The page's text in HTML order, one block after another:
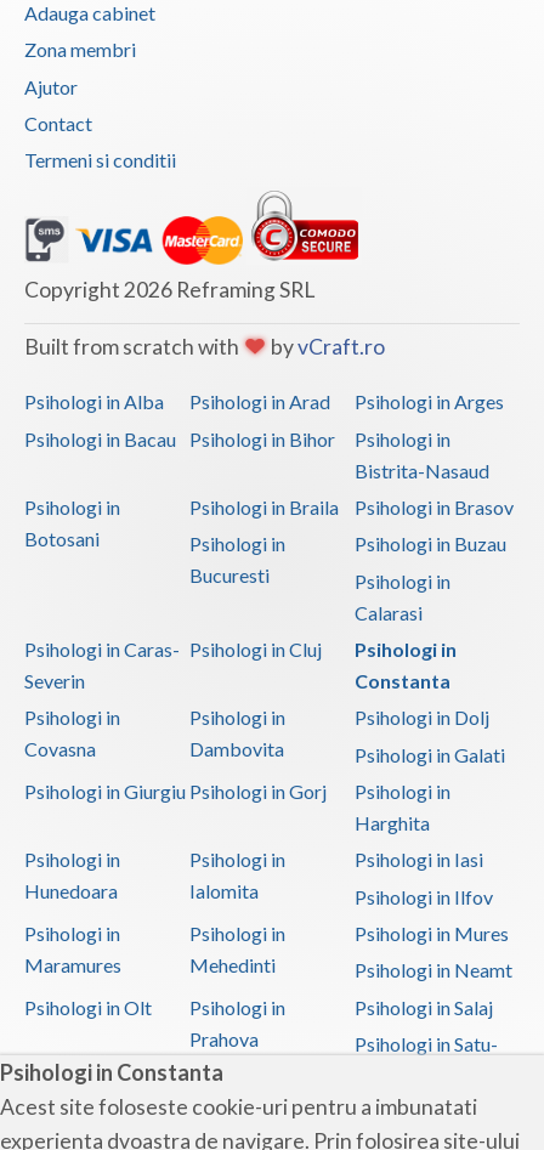
Psihologi in Constanta
Acest site foloseste cookie-uri pentru a imbunatati
experienta dvoastra de navigare. Prin folosirea site-ului
Adauga cabinet
Zona membri
Ajutor
Contact
Termeni si conditii
Copyright 2026 Reframing SRL
Built from scratch with byvCraft.ro
Psihologi in Alba Psihologi in Arad
Psihologi in Arges
Psihologi in Bacau
Psihologi in Bihor
Psihologi in
Bistrita-Nasaud
Psihologi in
Botosani
Psihologi in Braila
Psihologi in Brasov
Psihologi in
Bucuresti
Psihologi in Buzau
Psihologi in
Calarasi
Psihologi in Caras-
Severin
Psihologi in Cluj
Psihologi in
Constanta
Psihologi in
Covasna
Psihologi in
Dambovita
Psihologi in Dolj
Psihologi in Galati
Psihologi in Giurgiu Psihologi in Gorj
Psihologi in
Harghita
Psihologi in
Hunedoara
Psihologi in
Ialomita
Psihologi in Iasi
Psihologi in Ilfov
Psihologi in
Maramures
Psihologi in
Mehedinti
Psihologi in Mures
Psihologi in Neamt
Psihologi in Olt
Psihologi in
Prahova
Psihologi in Salaj
Psihologi in Satu-
Psihologi in Sibiu
Psihologi in
Suceava
Psihologi in
Teleorman